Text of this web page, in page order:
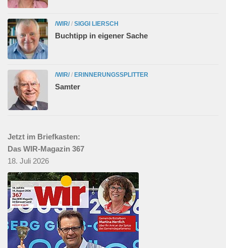
/WIR/ / SIGGI LIERSCH
Buchtipp in eigener Sache
/WIR/ / ERINNERUNGSSPLITTER
Samter
Jetzt im Briefkasten:
Das WIR-Magazin 367
18. Juli 2026